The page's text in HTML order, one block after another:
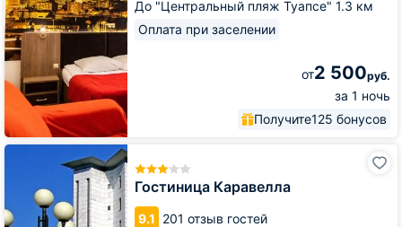
До "Центральный пляж Туапсе" 1.3 км
Оплата при заселении
от2 500руб.
за 1 ночь
Получите125 бонусов
Гостиница Каравелла
9.1 201 отзыв гостей
Гостиница
Каравелла